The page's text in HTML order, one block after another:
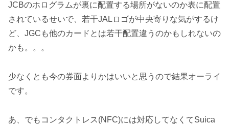
JCBのホログラムが裏に配置する場所がないのか表に配置
されているせいで、若干JALロゴが中央寄りな気がするけ
ど、JGCも他のカードとは若干配置違うのかもしれないの
かも。。。
少なくとも今の券面よりかはいいと思うので結果オーライ
です。
あ、でもコンタクトレス(NFC)には対応してなくてSuica